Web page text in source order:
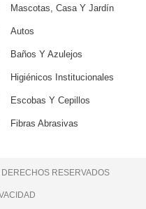
Mascotas, Casa Y Jardín
Autos
Baños Y Azulejos
Higiénicos Institucionales
Escobas Y Cepillos
Fibras Abrasivas
RESERVADOS